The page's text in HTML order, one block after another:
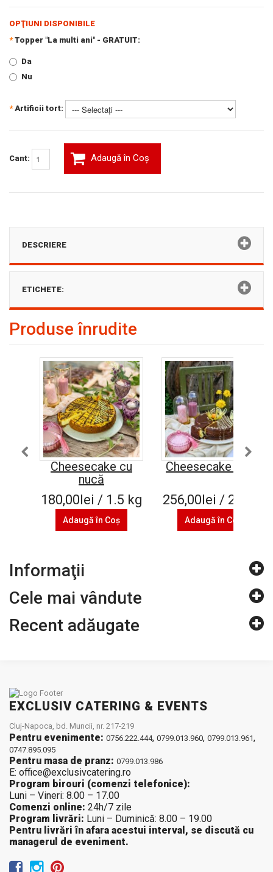
OPŢIUNI DISPONIBILE
* Topper "La multi ani" - GRATUIT:
Da
Nu
* Artificii tort:
Cant: Adaugă în Coş
DESCRIERE
ETICHETE:
Produse înrudite
Cheesecake cu
nucă
180,00lei / 1.5 kg
Adaugă în Coş
Cheesecake Oreo
256,00lei / 2.4 kg
Adaugă în Coş
Informaţii
Cele mai vândute
Recent adăugate
EXCLUSIV CATERING & EVENTS
Cluj-Napoca, bd. Muncii, nr. 217-219
Pentru evenimente: 0756.222.444, 0799.013.960, 0799.013.961,
0747.895.095
Pentru masa de pranz: 0799.013.986
E: office@exclusivcatering.ro
Program birouri (comenzi telefonice):
Luni – Vineri: 8.00 – 17.00
Comenzi online: 24h/7 zile
Program livrări: Luni – Duminică: 8.00 – 19.00
Pentru livrări în afara acestui interval, se discută cu
managerul de eveniment.